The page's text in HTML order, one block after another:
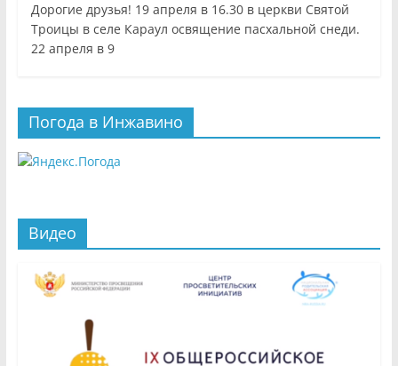
Дорогие друзья! 19 апреля в 16.30 в церкви Святой
Троицы в селе Караул освящение пасхальной снеди.
22 апреля в 9
Погода в Инжавино
Видео